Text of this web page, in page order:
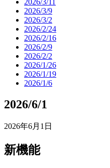
2026/3/11
2026/3/9
2026/3/2
2026/2/24
2026/2/16
2026/2/9
2026/2/2
2026/1/26
2026/1/19
2026/1/6
2026/6/1
2026年6月1日
新機能